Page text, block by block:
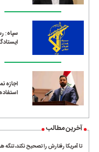
سپاه:
اجازه
آخرین مطالب
تا آمریکا رفتارش را تصحیح نکند، تنگه